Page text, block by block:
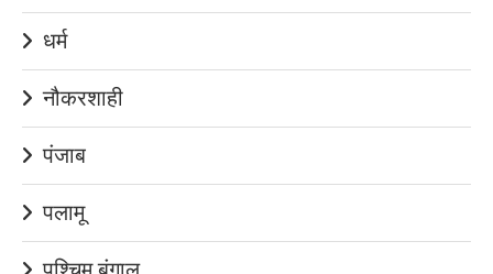
धर्म
नौकरशाही
पंजाब
पलामू